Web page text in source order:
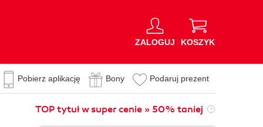
ZALOGUJ KOSZYK
Pobierz aplikację Bony Podaruj prezent
TOP tytuł w super cenie » 50% taniej